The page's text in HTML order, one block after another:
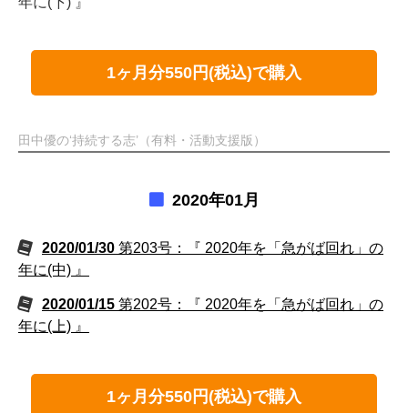
1ヶ月分550円(税込)で購入
田中優の‘持続する志’（有料・活動支援版）
2020年01月
2020/01/30 第203号：『 2020年を「急がば回れ」の
年に(中) 』
2020/01/15 第202号：『 2020年を「急がば回れ」の
年に(上) 』
1ヶ月分550円(税込)で購入